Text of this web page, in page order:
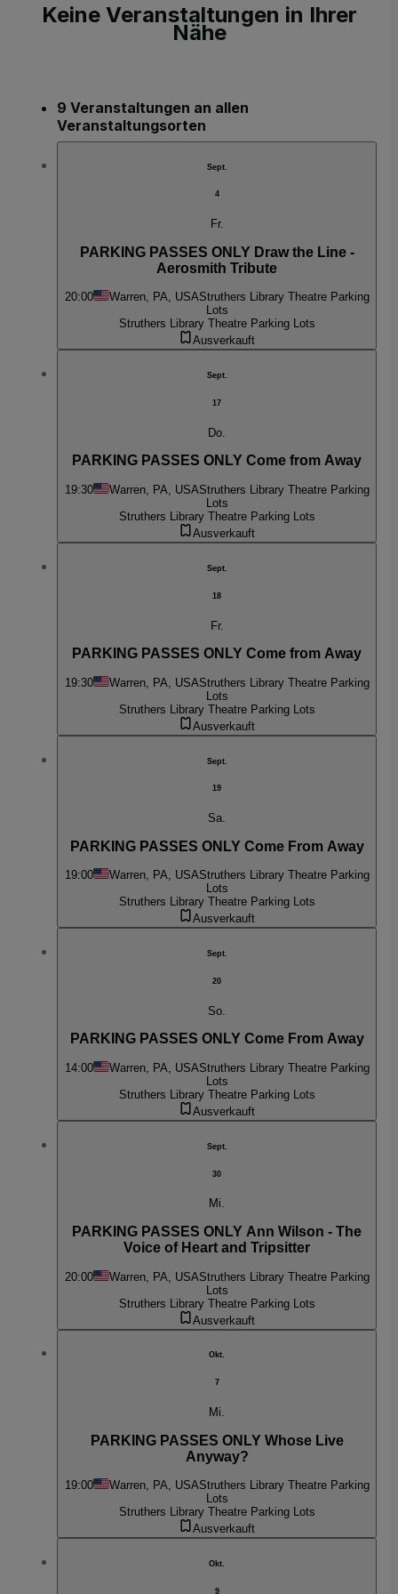
Keine Veranstaltungen in Ihrer
Nähe
9 Veranstaltungen an allen
Veranstaltungsorten
Sept.
4
Fr.
PARKING PASSES ONLY Draw the Line -
Aerosmith Tribute
20:00 Warren, PA, USAStruthers Library Theatre Parking
Lots
Struthers Library Theatre Parking Lots
Ausverkauft
Sept.
17
Do.
PARKING PASSES ONLY Come from Away
19:30 Warren, PA, USAStruthers Library Theatre Parking
Lots
Struthers Library Theatre Parking Lots
Ausverkauft
Sept.
18
Fr.
PARKING PASSES ONLY Come from Away
19:30 Warren, PA, USAStruthers Library Theatre Parking
Lots
Struthers Library Theatre Parking Lots
Ausverkauft
Sept.
19
Sa.
PARKING PASSES ONLY Come From Away
19:00 Warren, PA, USAStruthers Library Theatre Parking
Lots
Struthers Library Theatre Parking Lots
Ausverkauft
Sept.
20
So.
PARKING PASSES ONLY Come From Away
14:00 Warren, PA, USAStruthers Library Theatre Parking
Lots
Struthers Library Theatre Parking Lots
Ausverkauft
Sept.
30
Mi.
PARKING PASSES ONLY Ann Wilson - The
Voice of Heart and Tripsitter
20:00 Warren, PA, USAStruthers Library Theatre Parking
Lots
Struthers Library Theatre Parking Lots
Ausverkauft
Okt.
7
Mi.
PARKING PASSES ONLY Whose Live
Anyway?
19:00 Warren, PA, USAStruthers Library Theatre Parking
Lots
Struthers Library Theatre Parking Lots
Ausverkauft
Okt.
9